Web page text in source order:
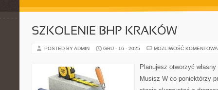
SZKOLENIE BHP KRAKÓW
POSTED BY ADMIN GRU - 16 - 2025 MOŻLIWOŚĆ
Planujesz otworzyć
Musisz W co poniektórzy